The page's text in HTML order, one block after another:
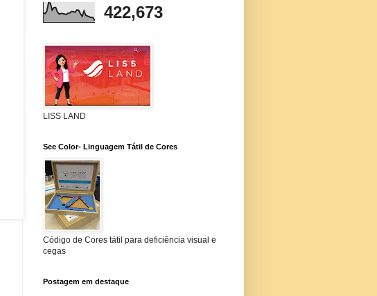
422,673
LISS LAND
See Color- Linguagem Tátil de Cores
Código de Cores tátil para deficiência visual e
cegas
Postagem em destaque